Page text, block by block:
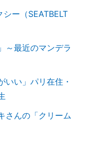
けない参拝マナ
♪～鉄瓶を再生
る」人。自分に
流れ
」でデトックス
ー（SEATBELT
～最近のマンデラ
いい」パリ在住・
んの「クリーム